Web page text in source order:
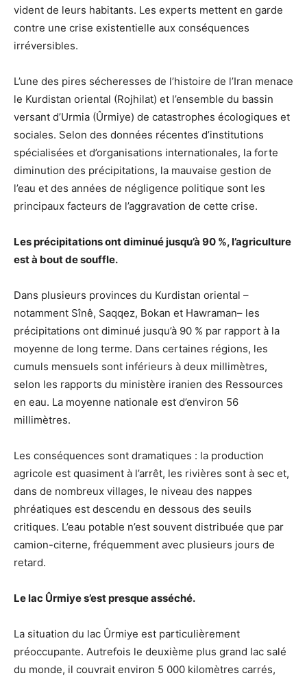
vident de leurs habitants. Les experts mettent en garde
contre une crise existentielle aux conséquences
irréversibles.
L’une des pires sécheresses de l’histoire de l’Iran menace
le Kurdistan oriental (Rojhilat) et l’ensemble du bassin
versant d’Urmia (Ûrmiye) de catastrophes écologiques et
sociales. Selon des données récentes d’institutions
spécialisées et d’organisations internationales, la forte
diminution des précipitations, la mauvaise gestion de
l’eau et des années de négligence politique sont les
principaux facteurs de l’aggravation de cette crise.
Les précipitations ont diminué jusqu’à 90 %, l’agriculture
est à bout de souffle.
Dans plusieurs provinces du Kurdistan oriental –
notamment Sînê, Saqqez, Bokan et Hawraman– les
précipitations ont diminué jusqu’à 90 % par rapport à la
moyenne de long terme. Dans certaines régions, les
cumuls mensuels sont inférieurs à deux millimètres,
selon les rapports du ministère iranien des Ressources
en eau. La moyenne nationale est d’environ 56
millimètres.
Les conséquences sont dramatiques : la production
agricole est quasiment à l’arrêt, les rivières sont à sec et,
dans de nombreux villages, le niveau des nappes
phréatiques est descendu en dessous des seuils
critiques. L’eau potable n’est souvent distribuée que par
camion-citerne, fréquemment avec plusieurs jours de
retard.
Le lac Ûrmiye s’est presque asséché.
La situation du lac Ûrmiye est particulièrement
préoccupante. Autrefois le deuxième plus grand lac salé
du monde, il couvrait environ 5 000 kilomètres carrés,